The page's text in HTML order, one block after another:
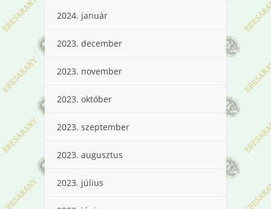
2024. január
2023. december
2023. november
2023. október
2023. szeptember
2023. augusztus
2023. július